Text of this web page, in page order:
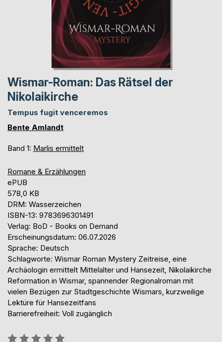
Wismar-Roman: Das Rätsel der
Nikolaikirche
Tempus fugit venceremos
Bente Amlandt
Band 1: Marlis ermittelt
Romane & Erzählungen
ePUB
578,0 KB
DRM: Wasserzeichen
ISBN-13: 9783696301491
Verlag: BoD - Books on Demand
Erscheinungsdatum: 06.07.2026
Sprache: Deutsch
Schlagworte: Wismar Roman Mystery Zeitreise, eine
Archäologin ermittelt Mittelalter und Hansezeit, Nikolaikirche
Reformation in Wismar, spannender Regionalroman mit
vielen Bezügen zur Stadtgeschichte Wismars, kurzweilige
Lektüre für Hansezeitfans
Barrierefreiheit: Voll zugänglich
Bewertung::